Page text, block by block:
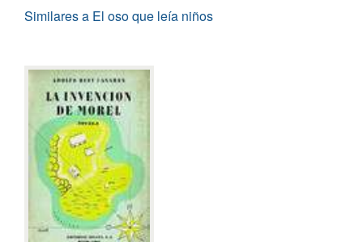
Similares a El oso que leía niños